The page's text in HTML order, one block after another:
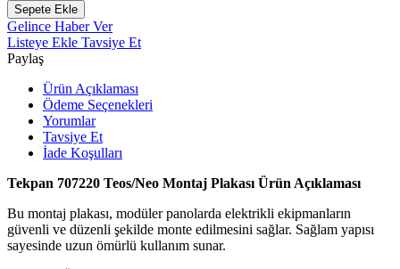
Sepete Ekle
Gelince Haber Ver
Listeye Ekle Tavsiye Et
Paylaş
Ürün Açıklaması
Ödeme Seçenekleri
Yorumlar
Tavsiye Et
İade Koşulları
Tekpan 707220 Teos/Neo Montaj Plakası Ürün Açıklaması
Bu montaj plakası, modüler panolarda elektrikli ekipmanların
güvenli ve düzenli şekilde monte edilmesini sağlar. Sağlam yapısı
sayesinde uzun ömürlü kullanım sunar.